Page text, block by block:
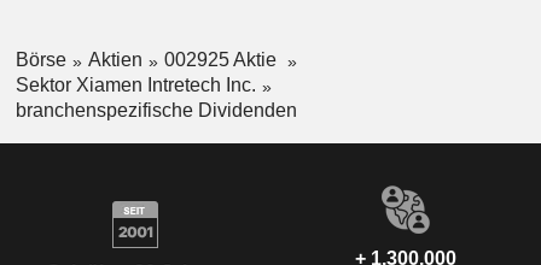
Börse Aktien
002925 Aktie
Sektor Xiamen Intretech Inc.
branchenspezifische Dividenden
+ 1.300.000